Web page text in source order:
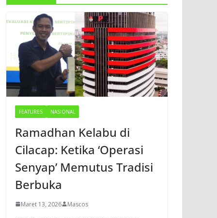
FEATURES NASIONAL
Ramadhan Kelabu di
Cilacap: Ketika ‘Operasi
Senyap’ Memutus Tradisi
Berbuka
Maret 13, 2026 Mascos